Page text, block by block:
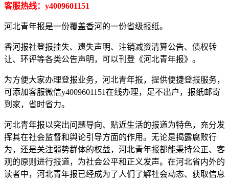
客服热线：y4009601151
河北青年报是一份覆盖香河的一份省级报纸。
香河报社登报挂失、遗失声明、注销减资清算公告、债权转
让、环评等各类公告声明，可以刊登《河北青年报》。
为方便大家办理登报业务，河北青年报，提供便捷登报服务，
可添加客服微信y4009601151在线办理，足不出户，报纸邮寄
到家，省时省力。
河北青年报以突出问题导向、贴近生活的报道为特色，充分发
挥其在社会监督和舆论引导方面的作用。无论是揭露腐败行
为，还是关注弱势群体的权益，河北青年报都能秉持公正、客
观的原则进行报道，为社会公平和正义发声。在河北省内外的
读者中，河北青年报已经成为了人们了解社会动态、获取信息